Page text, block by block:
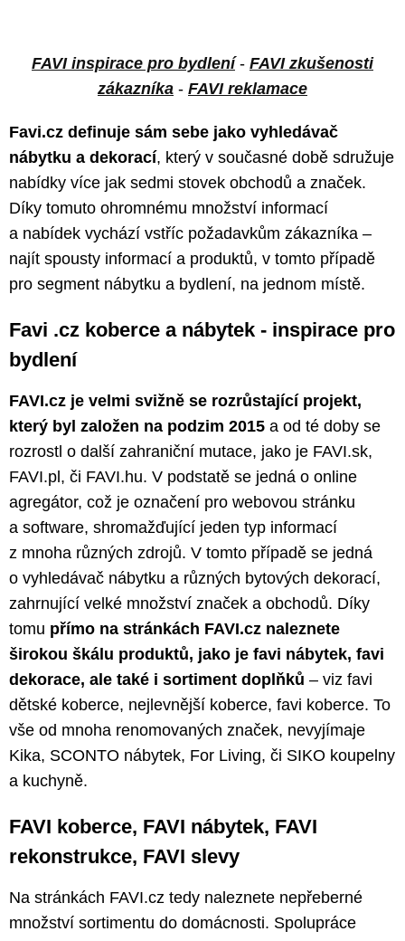
FAVI inspirace pro bydlení- FAVI zkušenosti
zákazníka - FAVI reklamace
Favi.cz definuje sám sebe jako vyhledávač
nábytku a dekorací, který v současné době sdružuje
nabídky více jak sedmi stovek obchodů a značek.
Díky tomuto ohromnému množství informací
a nabídek vychází vstříc požadavkům zákazníka –
najít spousty informací a produktů, v tomto případě
pro segment nábytku a bydlení, na jednom místě.
Favi .cz koberce a nábytek - inspirace pro
bydlení
FAVI.cz je velmi svižně se rozrůstající projekt,
který byl založen na podzim 2015 a od té doby se
rozrostl o další zahraniční mutace, jako je FAVI.sk,
FAVI.pl, či FAVI.hu. V podstatě se jedná o online
agregátor, což je označení pro webovou stránku
a software, shromažďující jeden typ informací
z mnoha různých zdrojů. V tomto případě se jedná
o vyhledávač nábytku a různých bytových dekorací,
zahrnující velké množství značek a obchodů. Díky
tomu přímo na stránkách FAVI.cz naleznete
širokou škálu produktů, jako je favi nábytek, favi
dekorace, ale také i sortiment doplňků – viz favi
dětské koberce, nejlevnější koberce, favi koberce. To
vše od mnoha renomovaných značek, nevyjímaje
Kika, SCONTO nábytek, For Living, či SIKO koupelny
a kuchyně.
FAVI koberce, FAVI nábytek, FAVI
rekonstrukce, FAVI slevy
Na stránkách FAVI.cz tedy naleznete nepřeberné
množství sortimentu do domácnosti. Spolupráce